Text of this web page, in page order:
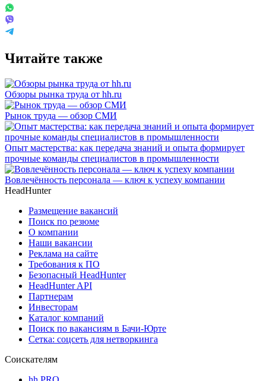
Читайте также
Обзоры рынка труда от hh.ru
Рынок труда — обзор СМИ
Опыт мастерства: как передача знаний и опыта формирует
прочные команды специалистов в промышленности
Вовлечённость персонала — ключ к успеху компании
HeadHunter
Размещение вакансий
Поиск по резюме
О компании
Наши вакансии
Реклама на сайте
Требования к ПО
Безопасный HeadHunter
HeadHunter API
Партнерам
Инвесторам
Каталог компаний
Поиск по вакансиям в Бачи-Юрте
Сетка: соцсеть для нетворкинга
Соискателям